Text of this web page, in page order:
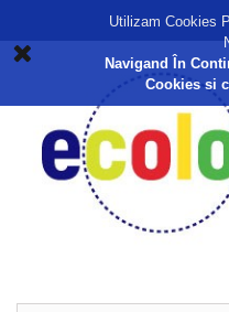
Utilizam Cookies
Navigand În
Cookies si